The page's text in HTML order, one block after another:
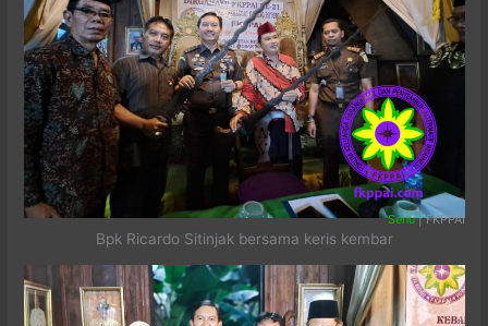
Senu| FKPPAI
Bpk Ricardo Sitinjak bersama keris kembar